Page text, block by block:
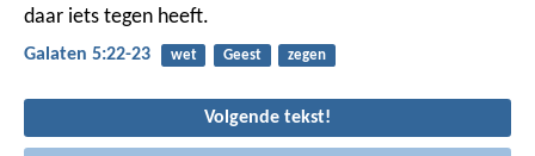
daar iets tegen heeft.
Galaten 5:22-23 wet Geest zegen
Volgende tekst!